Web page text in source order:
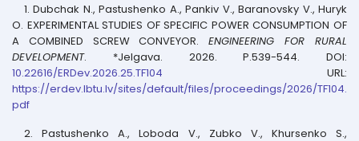
1. Dubchak N., Pastushenko A., Pankiv V., Baranovsky V., Huryk
O. EXPERIMENTAL STUDIES OF SPECIFIC POWER CONSUMPTION OF
A COMBINED SCREW CONVEYOR.ENGINEERING FOR RURAL
DEVELOPMENT. *Jelgava. 2026. P.539-544. DOI:
10.22616/ERDev.2026.25.TF104 URL:
https://erdev.lbtu.lv/sites/default/files/proceedings/2026/TF104.
pdf
2. Pastushenko A., Loboda V., Zubko V., Khursenko S.,